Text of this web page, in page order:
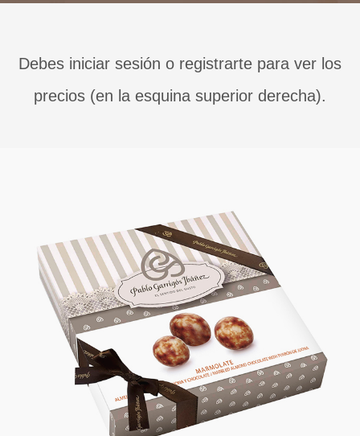
Debes iniciar sesión o registrarte para ver los
precios (en la esquina superior derecha).